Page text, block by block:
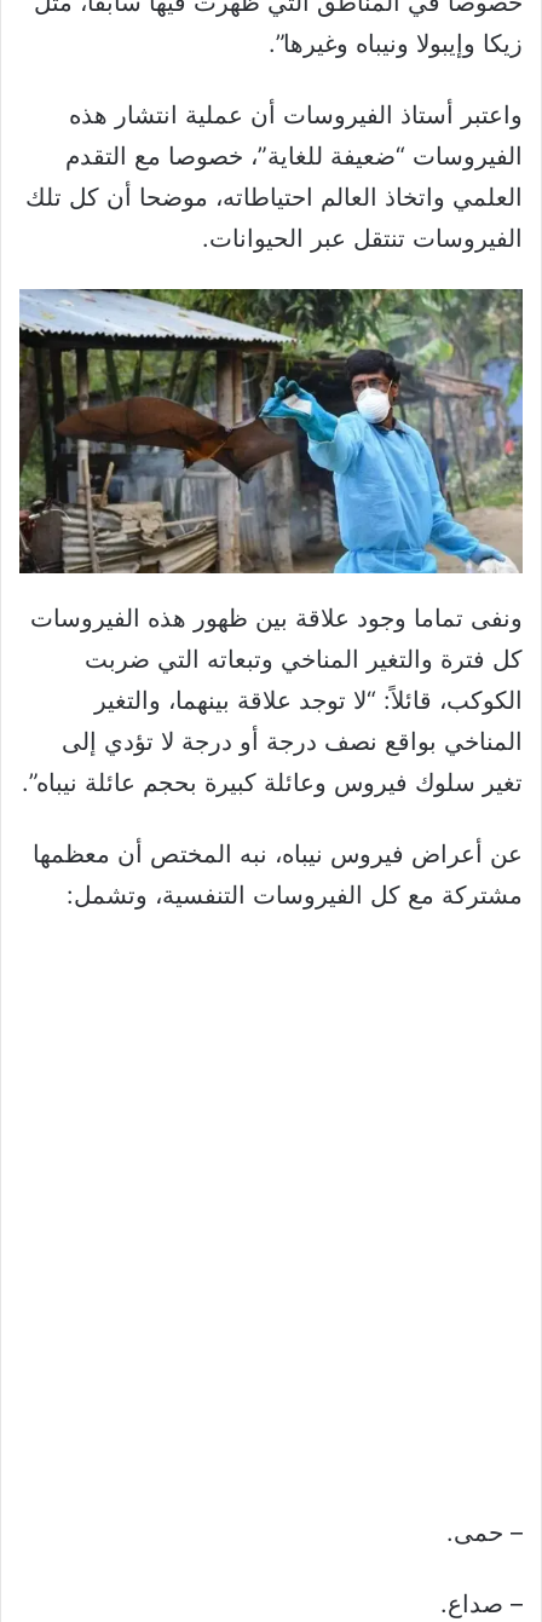
زيكا وإيبولا ونيباه وغيرها”.
واعتبر أستاذ الفيروسات أن عملية انتشار هذه
الفيروسات “ضعيفة للغاية”، خصوصا مع التقدم
العلمي واتخاذ العالم احتياطاته، موضحا أن كل تلك
الفيروسات تنتقل عبر الحيوانات.
ونفى تماما وجود علاقة بين ظهور هذه الفيروسات
كل فترة والتغير المناخي وتبعاته التي ضربت
الكوكب، قائلاً: “لا توجد علاقة بينهما، والتغير
المناخي بواقع نصف درجة أو درجة لا تؤدي إلى
تغير سلوك فيروس وعائلة كبيرة بحجم عائلة نيباه”.
عن أعراض فيروس نيباه، نبه المختص أن معظمها
مشتركة مع كل الفيروسات التنفسية، وتشمل:
– حمى.
– صداع.